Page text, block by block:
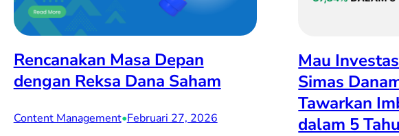
Rencanakan Masa Depan
dengan Reksa Dana Saham
Content Management•Februari 27, 2026
Mau
Simas
Tawarkan
dalam 5